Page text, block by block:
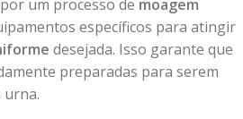
um processo de moagem
específicos para atingir
desejada. Isso garante que
preparadas para serem
urna.